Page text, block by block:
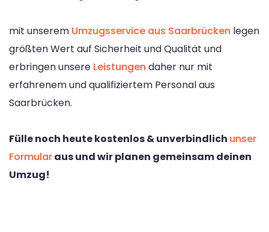
mit unserem Umzugsservice aus Saarbrücken legen
größten Wert auf Sicherheit und Qualität und
erbringen unsere Leistungen daher nur mit
erfahrenem und qualifiziertem Personal aus
Saarbrücken.
Fülle noch heute kostenlos & unverbindlich unser
Formularaus und wir planen gemeinsam deinen
Umzug!